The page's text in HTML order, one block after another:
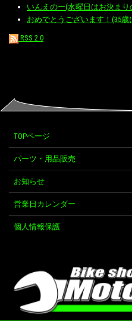
いんえのー(水曜日はお決まり
おめでとうございます！(35歳
RSS 2.0
TOPページ
パーツ・用品販売
お知らせ
営業日カレンダー
個人情報保護